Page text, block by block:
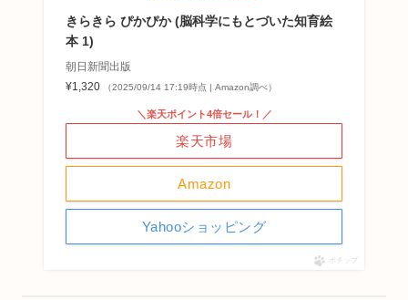
きらきら ぴかぴか (脳科学にもとづいた知育絵
本 1)
朝日新聞出版
¥1,320
（2025/09/14 17:19時点 | Amazon調べ）
Amazon
＼楽天ポイント4倍セール！／
楽天市場
Yahooショッピング
ポチップ